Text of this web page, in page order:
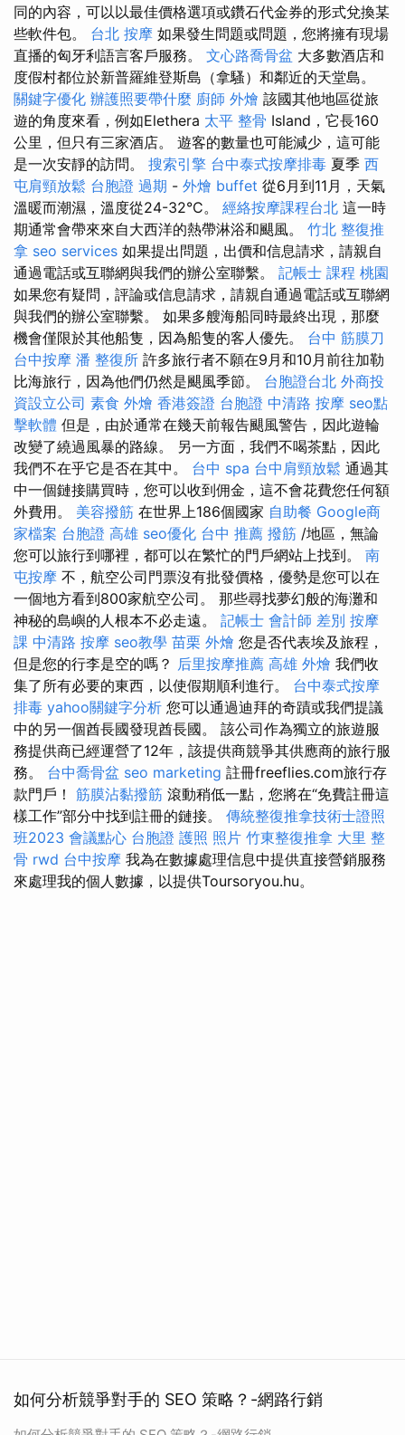
同的內容，可以以最佳價格選項或鑽石代金券的形式兌換某
些軟件包。 台北 按摩 如果發生問題或問題，您將擁有現場
直播的匈牙利語言客戶服務。 文心路喬骨盆 大多數酒店和
度假村都位於新普羅維登斯島（拿騷）和鄰近的天堂島。
關鍵字優化 辦護照要帶什麼 廚師 外燴 該國其他地區從旅
遊的角度來看，例如Elethera 太平 整骨 Island，它長160
公里，但只有三家酒店。 遊客的數量也可能減少，這可能
是一次安靜的訪問。 搜索引擎 台中泰式按摩排毒 夏季 西
屯肩頸放鬆 台胞證 過期 - 外燴 buffet 從6月到11月，天氣
溫暖而潮濕，溫度從24-32°C。 經絡按摩課程台北 這一時
期通常會帶來來自大西洋的熱帶淋浴和颶風。 竹北 整復推
拿 seo services 如果提出問題，出價和信息請求，請親自
通過電話或互聯網與我們的辦公室聯繫。 記帳士 課程 桃園
如果您有疑問，評論或信息請求，請親自通過電話或互聯網
與我們的辦公室聯繫。 如果多艘海船同時最終出現，那麼
機會僅限於其他船隻，因為船隻的客人優先。 台中 筋膜刀
台中按摩 潘 整復所 許多旅行者不願在9月和10月前往加勒
比海旅行，因為他們仍然是颶風季節。 台胞證台北 外商投
資設立公司 素食 外燴 香港簽證 台胞證 中清路 按摩 seo點
擊軟體 但是，由於通常在幾天前報告颶風警告，因此遊輪
改變了繞過風暴的路線。 另一方面，我們不喝茶點，因此
我們不在乎它是否在其中。 台中 spa 台中肩頸放鬆 通過其
中一個鏈接購買時，您可以收到佣金，這不會花費您任何額
外費用。 美容撥筋 在世界上186個國家 自助餐 Google商
家檔案 台胞證 高雄 seo優化 台中 推薦 撥筋 /地區，無論
您可以旅行到哪裡，都可以在繁忙的門戶網站上找到。 南
屯按摩 不，航空公司門票沒有批發價格，優勢是您可以在
一個地方看到800家航空公司。 那些尋找夢幻般的海灘和
神秘的島嶼的人根本不必走遠。 記帳士 會計師 差別 按摩
課 中清路 按摩 seo教學 苗栗 外燴 您是否代表埃及旅程，
但是您的行李是空的嗎？ 后里按摩推薦 高雄 外燴 我們收
集了所有必要的東西，以使假期順利進行。 台中泰式按摩
排毒 yahoo關鍵字分析 您可以通過迪拜的奇蹟或我們提議
中的另一個酋長國發現酋長國。 該公司作為獨立的旅遊服
務提供商已經運營了12年，該提供商競爭其供應商的旅行服
務。 台中喬骨盆 seo marketing 註冊freeflies.com旅行存
款門戶！ 筋膜沾黏撥筋 滾動稍低一點，您將在“免費註冊這
樣工作”部分中找到註冊的鏈接。 傳統整復推拿技術士證照
班2023 會議點心 台胞證 護照 照片 竹東整復推拿 大里 整
骨 rwd 台中按摩 我為在數據處理信息中提供直接營銷服務
來處理我的個人數據，以提供Toursoryou.hu。
如何分析競爭對手的 SEO 策略？-網路行銷